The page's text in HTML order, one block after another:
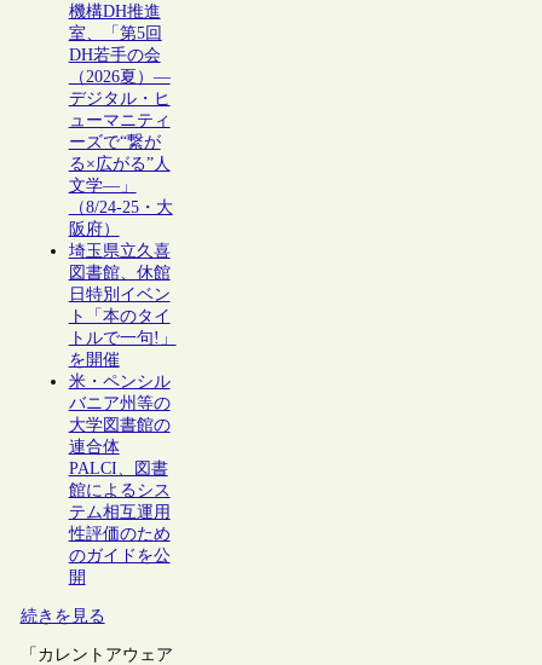
機構DH推進
室、「第5回
DH若手の会
（2026夏）―
デジタル・ヒ
ューマニティ
ーズで“繋が
る×広がる”人
文学―」
（8/24-25・大
阪府）
埼玉県立久喜
図書館、休館
日特別イベン
ト「本のタイ
トルで一句!」
を開催
米・ペンシル
バニア州等の
大学図書館の
連合体
PALCI、図書
館によるシス
テム相互運用
性評価のため
のガイドを公
開
続きを見る
「カレントアウェア